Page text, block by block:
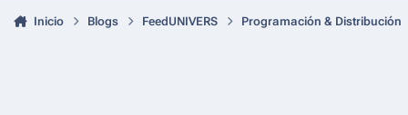
Inicio Blogs FeedUNIVERS Programación & Distribución